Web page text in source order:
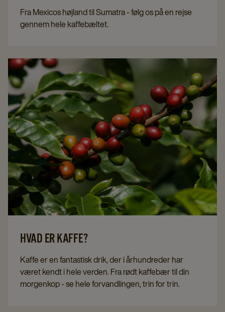
Fra Mexicos højland til Sumatra - følg os på en rejse
gennem hele kaffebæltet.
HVAD ER KAFFE?
Kaffe er en fantastisk drik, der i århundreder har
været kendt i hele verden. Fra rødt kaffebær til din
morgenkop - se hele forvandlingen, trin for trin.